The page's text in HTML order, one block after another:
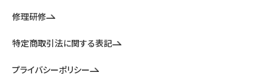
修理研修
特定商取引法に関する表記
プライバシーポリシー